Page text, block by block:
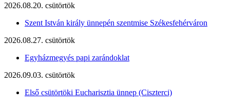
2026.08.20. csütörtök
Szent István király ünnepén szentmise Székesfehérváron
2026.08.27. csütörtök
Egyházmegyés papi zarándoklat
2026.09.03. csütörtök
Első csütörtöki Eucharisztia ünnep (Ciszterci)